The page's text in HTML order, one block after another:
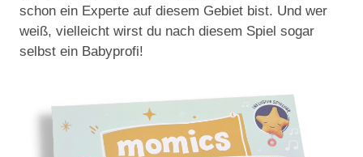
schon ein Experte auf diesem Gebiet bist. Und wer
weiß, vielleicht wirst du nach diesem Spiel sogar
selbst ein Babyprofi!